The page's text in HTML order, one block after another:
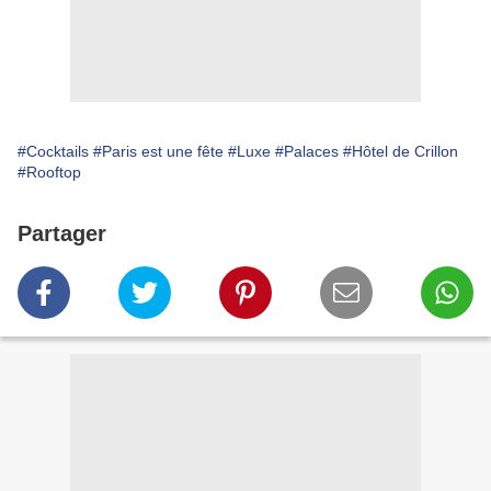
#Cocktails #Paris est une fête #Luxe #Palaces #Hôtel de Crillon
#Rooftop
Partager